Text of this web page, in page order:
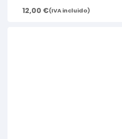
12,00 €(IVA incluido)